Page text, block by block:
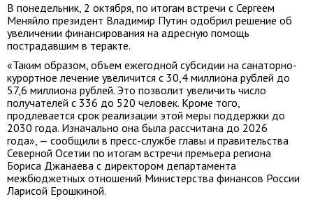
В понедельник, 2 октября, по итогам встречи с Сергеем
Меняйло президент Владимир Путин одобрил решение об
увеличении финансирования на адресную помощь
пострадавшим в теракте.
«Таким образом, объем ежегодной субсидии на санаторно-
курортное лечение увеличится с 30,4 миллиона рублей до
57,6 миллиона рублей. Это позволит увеличить число
получателей с 336 до 520 человек. Кроме того,
продлевается срок реализации этой меры поддержки до
2030 года. Изначально она была рассчитана до 2026
года», — сообщили в пресс-службе главы и правительства
Северной Осетии по итогам встречи премьера региона
Бориса Джанаева с директором департамента
межбюджетных отношений Министерства финансов России
Ларисой Ерошкиной.